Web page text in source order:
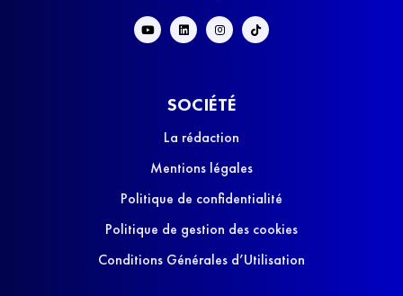
SOCIÉTÉ
La rédaction
Mentions légales
Politique de confidentialité
Politique de gestion des cookies
Conditions Générales d’Utilisation